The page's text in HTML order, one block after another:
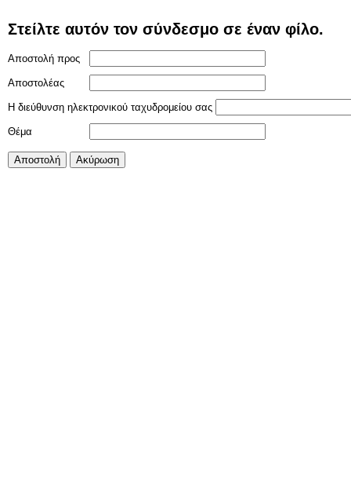
Στείλτε αυτόν τον σύνδεσμο σε έναν φίλο.
Αποστολή προς
Αποστολέας
Η διεύθυνση ηλεκτρονικού ταχυδρομείου σας
Θέμα
Αποστολή Ακύρωση